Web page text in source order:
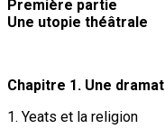
Première partie
Une utopie théâtrale
Chapitre 1. Une
1. Yeats et la religion